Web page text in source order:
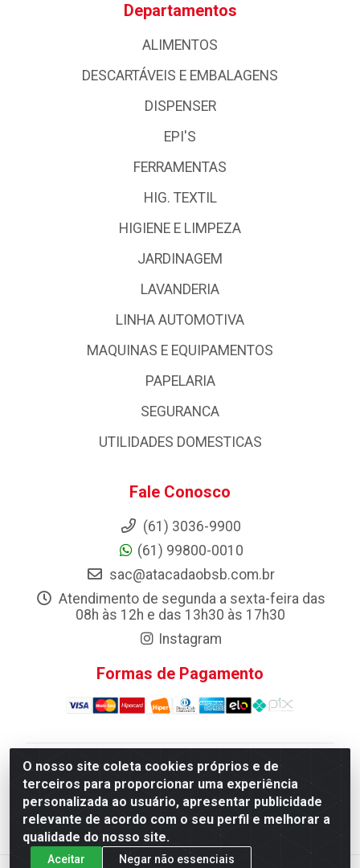
O nosso site coleta cookies próprios e de
terceiros para proporcionar uma experiência
personalizada ao usuário, apresentar publicidade
relevante de acordo com o seu perfil e melhorar a
qualidade do nosso site.
Aceitar Negar não essenciais
Departamentos
ALIMENTOS
DESCARTÁVEIS E EMBALAGENS
DISPENSER
EPI'S
FERRAMENTAS
HIG. TEXTIL
HIGIENE E LIMPEZA
JARDINAGEM
LAVANDERIA
LINHA AUTOMOTIVA
MAQUINAS E EQUIPAMENTOS
PAPELARIA
SEGURANCA
UTILIDADES DOMESTICAS
Fale Conosco
(61) 3036-9900
(61) 99800-0010
sac@atacadaobsb.com.br
Atendimento de segunda a sexta-feira das
08h às 12h e das 13h30 às 17h30
Instagram
Formas de Pagamento
Atacadao da Limpeza F. Pereira Queiroz Comercio e
Distribuicao LTDA - Quadra Qi 10 Lotes 39 e, 41 - Setor
Industrial (Taguatinga), Brasília/DF - CEP 72.135-100 -
CNPJ 13.184.675/0001-80